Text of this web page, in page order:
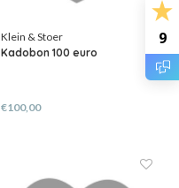
9
Klein & Stoer
Kadobon 100 euro
€100,00